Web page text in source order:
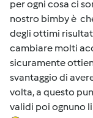
per ogni cosa ci
nostro bimby è
degli ottimi
cambiare molti
sicuramente
svantaggio di
volta, a questo
validi poi ognuno